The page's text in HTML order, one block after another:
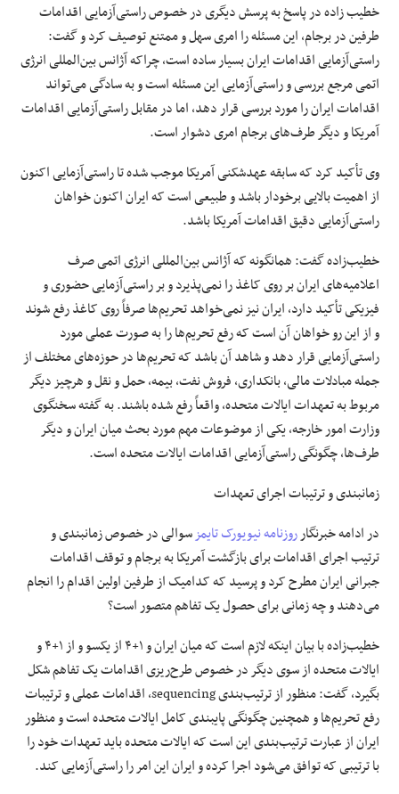
خطیب زاده در پاسخ به پرسش دیگری در خصوص راستی‌آزمایی اقدامات
طرفین در برجام، این مسئله را امری سهل و ممتنع توصیف کرد و گفت:
راستی‌آزمایی اقدامات ایران بسیار ساده است، چراکه آژانس بین‌المللی انرژی
اتمی مرجع بررسی و راستی‌آزمایی این مسئله است و به سادگی می‌تواند
اقدامات ایران را مورد بررسی قرار دهد، اما در مقابل راستی‌آزمایی اقدامات
آمریکا و دیگر طرف‌های برجام امری دشوار است.
وی تأکید کرد که سابقه عهدشکنی آمریکا موجب شده تا راستی‌آزمایی اکنون
از اهمیت بالایی برخودار باشد و طبیعی است که ایران اکنون خواهان
راستی‌آزمایی دقیق اقدامات آمریکا باشد.
خطیب‌زاده گفت: همانگونه که آژانس بین‌المللی انرژی اتمی صرف
اعلامیه‌های ایران بر روی کاغذ را نمی‌پذیرد و بر راستی‌آزمایی حضوری و
فیزیکی تأکید دارد، ایران نیز نمی‌خواهد تحریم‌ها صرفاً روی کاغذ رفع شوند
و از این رو خواهان آن است که رفع تحریم‌ها را به صورت عملی مورد
راستی‌آزمایی قرار دهد و شاهد آن باشد که تحریم‌ها در حوزه‌های مختلف از
جمله مبادلات مالی، بانکداری، فروش نفت، بیمه، حمل و نقل و هرچیز دیگر
مربوط به تعهدات ایالات متحده، واقعاً رفع شده باشند. به گفته سخنگوی
وزارت امور خارجه، یکی از موضوعات مهم مورد بحث میان ایران و دیگر
طرف‌ها، چگونگی راستی‌آزمایی اقدامات ایالات متحده است.
زمانبندی و ترتیبات اجرای تعهدات
در ادامه خبرنگارروزنامه نیویورک تایمزسوالی در خصوص زمانبندی و
ترتیب اجرای اقدامات برای بازگشت آمریکا به برجام و توقف اقدامات
جبرانی ایران مطرح کرد و پرسید که کدامیک از طرفین اولین اقدام را انجام
می‌دهند و چه زمانی برای حصول یک تفاهم متصور است؟
خطیب‌زاده با بیان اینکه لازم است که میان ایران و ۱+۴ از یکسو و از ۱+۴ و
ایالات متحده از سوی دیگر در خصوص طرح‌ریزی اقدامات یک تفاهم شکل
بگیرد، گفت: منظور از ترتیب‌بندی sequencing، اقدامات عملی و ترتیبات
رفع تحریم‌ها و همچنین چگونگی پایبندی کامل ایالات متحده است و منظور
ایران از عبارت ترتیب‌بندی این است که ایالات متحده باید تعهدات خود را
با ترتیبی که توافق می‌شود اجرا کرده و ایران این امر را راستی‌آزمایی کند.